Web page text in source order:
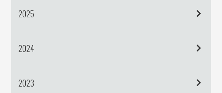
2025
2024
2023